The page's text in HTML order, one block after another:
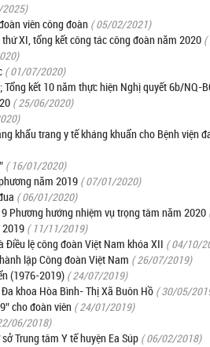
viên công đoàn ( 05/02/2021)
XI, tổng kết công tác công đoàn năm 2020 (
( 01/07/2020)
kết 10 năm thực hiện Nghị quyết 6b/NQ-
( 25/06/2020)
khẩu trang y tế kháng khuẩn cho Bệnh viện
( 16/01/2020)
năm 2019 ( 07/01/2020)
( 06/01/2020)
Phương hướng nhiệm vụ trọng tâm năm 2020
2019 ( 11/11/2019)
Điều lệ công đoàn Việt Nam khóa XII ( 04/10/
lập Công đoàn Việt Nam ( 26/07/2019)
(1976-2019) ( 24/07/2019)
khoa Hòa Bình- Thị Xã Buôn Hồ ( 30/05/
cho đoàn viên ( 24/01/2019)
06/2018)
Trung tâm Y tế huyện Ea Súp ( 06/02/2018)